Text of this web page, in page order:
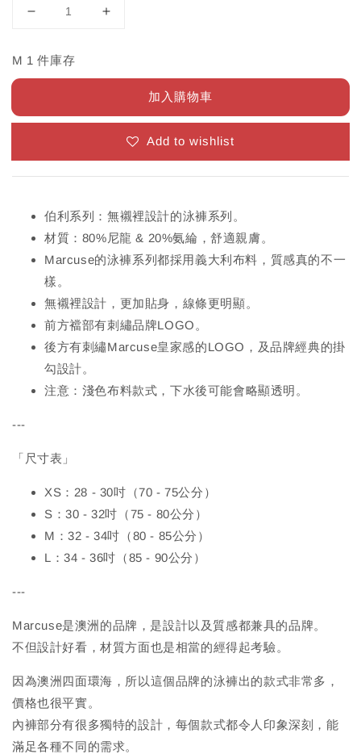
M 1 件庫存
加入購物車
Add to wishlist
伯利系列：無襯裡設計的泳褲系列。
材質：80%尼龍 & 20%氨綸，舒適親膚。
Marcuse的泳褲系列都採用義大利布料，質感真的不一
樣。
無襯裡設計，更加貼身，線條更明顯。
前方襠部有刺繡品牌LOGO。
後方有刺繡Marcuse皇家感的LOGO，及品牌經典的掛
勾設計。
注意：淺色布料款式，下水後可能會略顯透明。
---
「尺寸表」
XS：28 - 30吋（70 - 75公分）
S：30 - 32吋（75 - 80公分）
M：32 - 34吋（80 - 85公分）
L：34 - 36吋（85 - 90公分）
---
Marcuse是澳洲的品牌，是設計以及質感都兼具的品牌。
不但設計好看，材質方面也是相當的經得起考驗。
因為澳洲四面環海，所以這個品牌的泳褲出的款式非常多，
價格也很平實。
內褲部分有很多獨特的設計，每個款式都令人印象深刻，能
滿足各種不同的需求。